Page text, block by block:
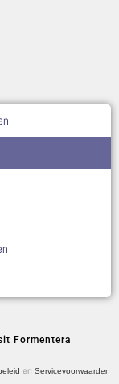
Formentera
en Servicevoorwaarden